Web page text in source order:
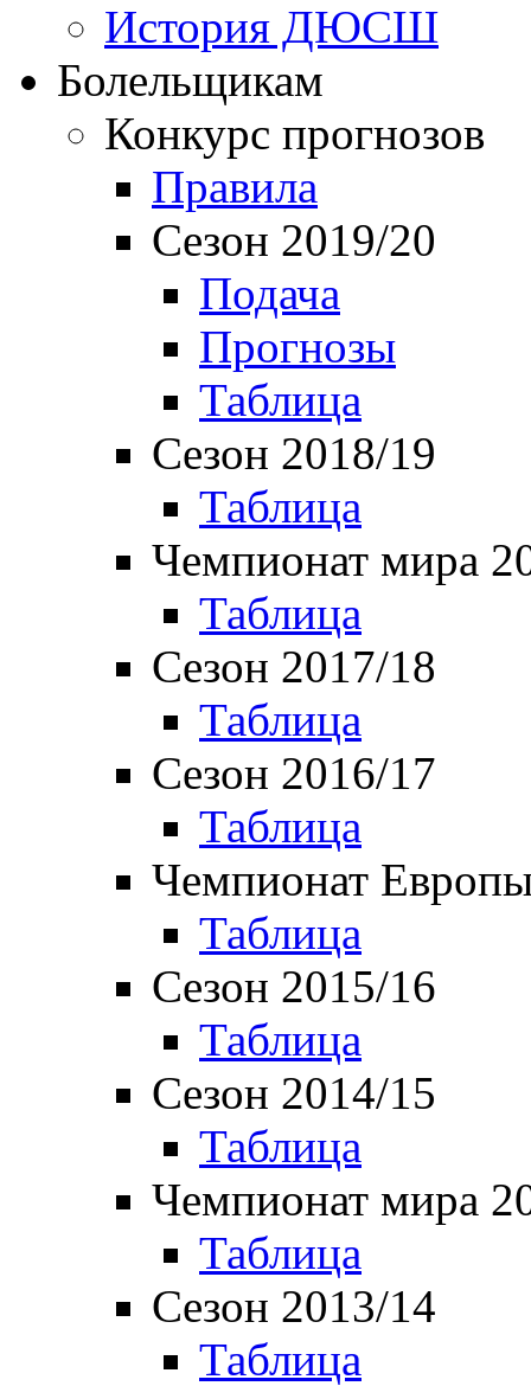
История ДЮСШ
Болельщикам
Конкурс прогнозов
Правила
Сезон 2019/20
Подача
Прогнозы
Таблица
Сезон 2018/19
Таблица
Чемпионат мира
Таблица
Сезон 2017/18
Таблица
Сезон 2016/17
Таблица
Чемпионат
Таблица
Сезон 2015/16
Таблица
Сезон 2014/15
Таблица
Чемпионат мира
Таблица
Сезон 2013/14
Таблица